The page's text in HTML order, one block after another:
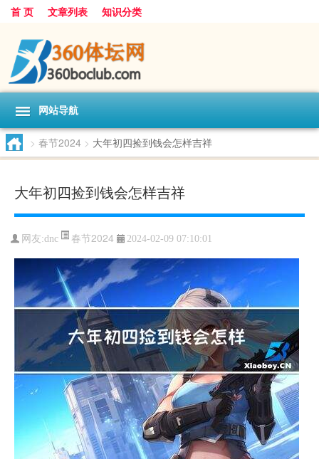
首 页 文章列表 知识分类
网站导航
> 春节2024 > 大年初四捡到钱会怎样吉祥
大年初四捡到钱会怎样吉祥
网友:dnc 春节2024 2024-02-09 07:10:01